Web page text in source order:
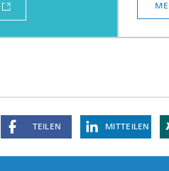
TEILEN MITTEILEN